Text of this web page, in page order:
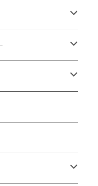
インダーカメラ